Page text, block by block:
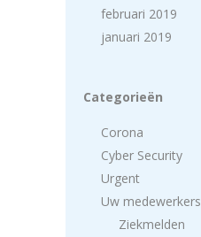
februari 2019
januari 2019
Categorieën
Corona
Cyber Security
Urgent
Uw medewerkers
Ziekmelden